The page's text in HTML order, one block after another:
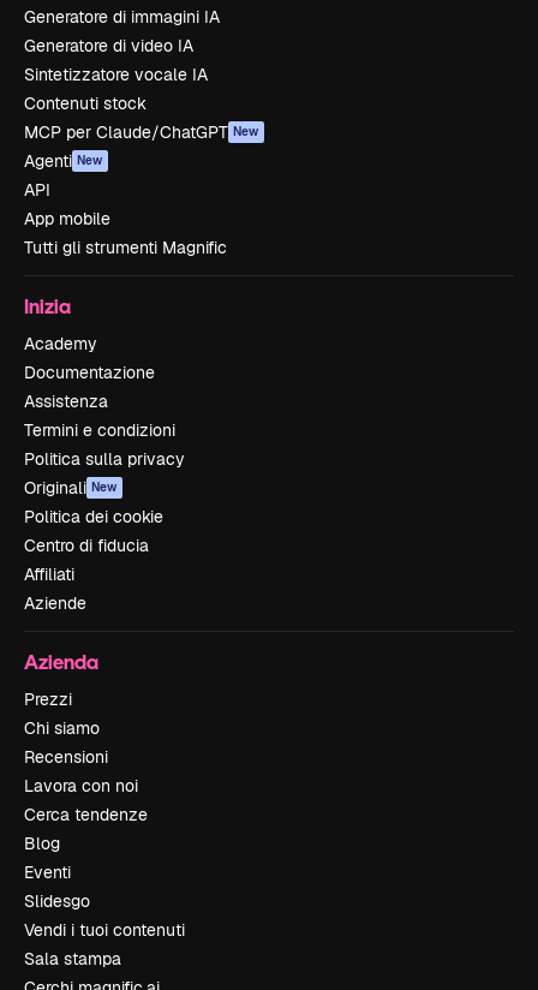
Generatore di immagini IA
Generatore di video IA
Sintetizzatore vocale IA
Contenuti stock
MCP per Claude/ChatGPT New
Agenti New
API
App mobile
Tutti gli strumenti Magnific
Inizia
Academy
Documentazione
Assistenza
Termini e condizioni
Politica sulla privacy
Originali New
Politica dei cookie
Centro di fiducia
Affiliati
Aziende
Azienda
Prezzi
Chi siamo
Recensioni
Lavora con noi
Cerca tendenze
Blog
Eventi
Slidesgo
Vendi i tuoi contenuti
Sala stampa